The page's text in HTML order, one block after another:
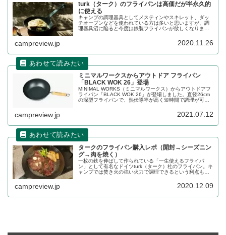
turk（ターク）のフライパンは高価だが半永久的
に使える
キャンプの調理器具としてメスティンやスキレット、ダッ
チオーブンなどを使われている方は多いと思いますが、調
理器具沼に陥ると今度は鉄製フライパンが欲しくなりま
数万円する高価なアイテムです。詳細をレビューします。
campreview.jp 2020.11.26
ミニマルワークスからアウトドア フライパン
「BLACK WOK 26」登場
MINIMAL WORKS（ミニマルワークス）からアウトドアフ
ライパン「BLACK WOK 26」が登場しました。直径26cm
の深型フライパンで、熱伝導率が高く短時間で調理が可能
campreview.jp 2021.07.12
タークのフライパン購入レポ（開封→シーズニン
グ→肉を焼く）
一枚の鉄を伸ばして作られている「一生使えるフライパ
ン」として有名なドイツturk（ターク）社のフライパン。キ
ャンプでは焚き火の強い火力で調理できるという利点もあ
封、シーズニング、ステーキを焼くまでの工程をご紹介し
campreview.jp 2020.12.09